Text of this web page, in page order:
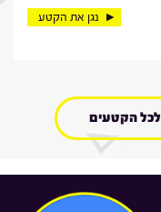
נגן את הקטע
לכל הקטעים